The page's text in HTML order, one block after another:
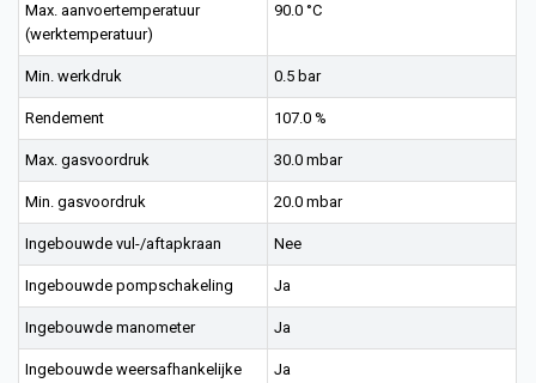
Max. aanvoertemperatuur
(werktemperatuur)
90.0 °C
Min. werkdruk 0.5 bar
Rendement 107.0 %
Max. gasvoordruk 30.0 mbar
Min. gasvoordruk 20.0 mbar
Ingebouwde vul-/aftapkraan Nee
Ingebouwde pompschakeling Ja
Ingebouwde manometer Ja
Ingebouwde weersafhankelijke
Ja